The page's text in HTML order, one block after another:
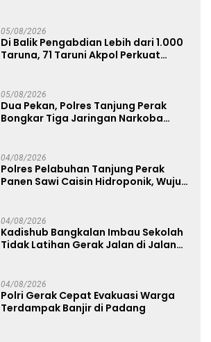
05/08/2026
Di Balik Pengabdian Lebih dari 1.000
Taruna, 71 Taruni Akpol Perkuat
05/08/2026
Dua Pekan, Polres Tanjung Perak
Bongkar Tiga Jaringan Narkoba
04/08/2026
Polres Pelabuhan Tanjung Perak
Panen Sawi Caisin Hidroponik, Wujud
04/08/2026
Kadishub Bangkalan Imbau Sekolah
Tidak Latihan Gerak Jalan di Jalan
04/08/2026
Polri Gerak Cepat Evakuasi Warga
Terdampak Banjir di Padang